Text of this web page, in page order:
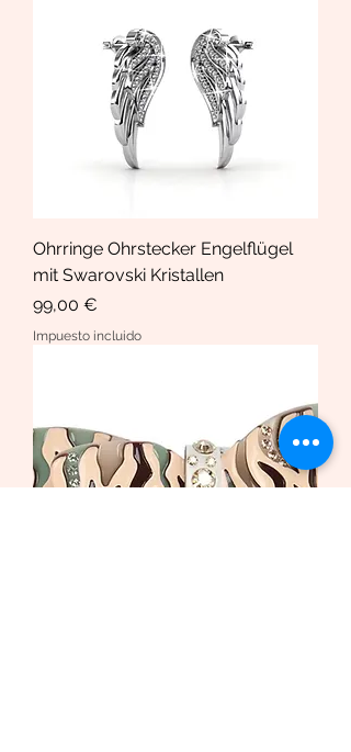
Ohrringe Ohrstecker Engelflügel
mit Swarovski Kristallen
Precio
99,00 €
Impuesto incluido